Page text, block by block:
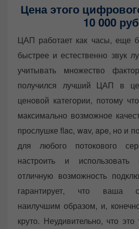
Цена этого
10 000
ЦАП работает как часы, еще
быстрее и естественно звук
учитывать множество
получился лучший ЦАП в
ценовой категории, потому
максимально возможное
прослушке flac, wav, ape, но и
для любого потокового
настроить и использовать
отличную возможность
гарантирует, что ваша
наилучшим образом, и,
круто. Неудивительно, что